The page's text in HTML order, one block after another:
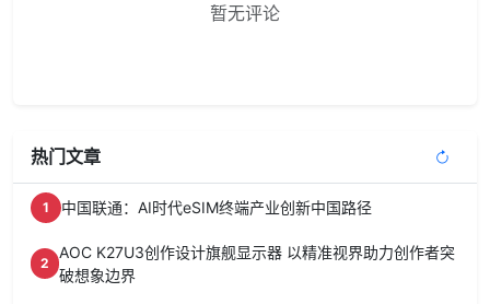
暂无评论
热门文章
1 中国联通：AI时代eSIM终端产业创新中国路径
2
AOC K27U3创作设计旗舰显示器 以精准视界助力创作者突
破想象边界